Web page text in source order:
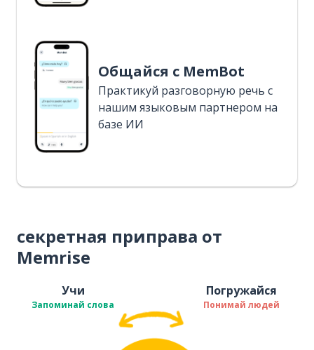
Общайся с MemBot
Практикуй разговорную речь с
нашим языковым партнером на
базе ИИ
секретная приправа от
Memrise
Учи
Запоминай слова
Погружайся
Понимай людей